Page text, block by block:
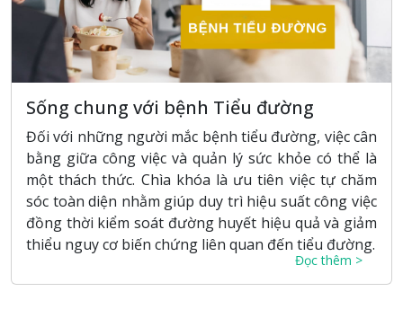
Sống chung với bệnh Tiểu đường
Đối với những người mắc bệnh tiểu đường, việc cân
bằng giữa công việc và quản lý sức khỏe có thể là
một thách thức. Chìa khóa là ưu tiên việc tự chăm
sóc toàn diện nhằm giúp duy trì hiệu suất công việc
đồng thời kiểm soát đường huyết hiệu quả và giảm
thiểu nguy cơ biến chứng liên quan đến tiểu đường.
Đọc thêm >